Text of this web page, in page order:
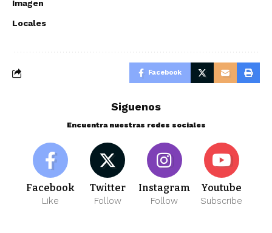
Imagen
Locales
Facebook
Siguenos
Encuentra nuestras redes sociales
Facebook
Like
Twitter
Follow
Instagram
Follow
Youtube
Subscribe